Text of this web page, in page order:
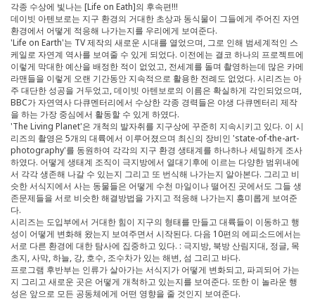
각종 수상에 빛나는 [Life on Eath]의 후속편!!!
데이빗 아텐보로는 지구 환경의 거대한 초상과 동식물이 그들에게 주어진 자연
환경에서 어떻게 적응해 나가는지를 우리에게 보여준다.
'Life on Earth'는 TV 제작의 새로운 시대를 열었으며, 그로 인해 범세계적인 스
케일로 자연계 역사를 보여줄 수 있게 되었다. 이전에는 결코 하나의 프로젝트에
이렇게 막대한 예산을 배정한 적이 없었고, 전세계를 돌며 촬영하는데 많은 카메
라맨들을 이렇게 오랜 기간동안 지속적으로 활용한 전례도 없었다. 시리즈는 아
주 대단한 성공을 거두었고, 데이빗 아텐보로의 이름은 확실하게 각인되었으며,
BBC가 자연역사 다큐멘터리에서 수상한 각종 경력들은 야생 다큐멘터리 제작
을 하는 가장 중심에서 활동할 수 있게 하였다.
'The Living Planet'은 개척의 발자취를 지구상에 꾸준히 지속시키고 있다. 이 시
리즈의 촬영은 5개의 대륙에서 이루어졌으며 최신의 장비인 'state-of-the-art-
photography'를 동원하여 각각의 지구 환경 생태계를 하나하나 세밀하게 조사
하였다. 어떻게 생태계 조직이 극지방에서 열대기후에 이르는 다양한 범위내에
서 각각 생존해 나갈 수 있는지 그리고 또 번식해 나가는지 알아본다. 그리고 비
슷한 서식지에서 사는 동물들은 어떻게 수천 마일이나 떨어진 곳에서도 그들 생
존문제들을 서로 비슷한 해결방법을 가지고 적응해 나가는지 흥미롭게 보여준
다.
시리즈는 도입부에서 거대한 힘이 지구의 형태를 만들고 대륙들이 이동하고 행
성이 어떻게 변화해 왔는지 보여주면서 시작된다. 다음 10편의 에피소드에서는
서로 다른 환경에 대한 탐사에 집중하고 있다. : 극지방, 북방 산림지대, 정글, 목
초지, 사막, 하늘, 강, 호수, 조수차가 있는 해변, 섬 그리고 바다.
프로그램 후반부는 인류가 살아가는 서식지가 어떻게 변화되고, 파괴되어 가는
지 그리고 새로운 곳은 어떻게 개척하고 있는지를 보여준다. 또한 이 놀라운 행
성은 앞으로 모든 공동체에게 어떤 영향을 줄 것인지 보여준다.